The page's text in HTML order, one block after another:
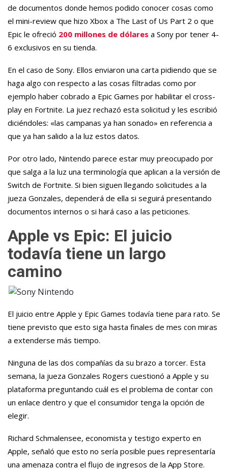
de documentos donde hemos podido conocer cosas como
el mini-review que hizo Xbox a The Last of Us Part 2 o que
Epic le ofreció 200 millones de dólares a Sony por tener 4-
6 exclusivos en su tienda.
En el caso de Sony. Ellos enviaron una carta pidiendo que se
haga algo con respecto a las cosas filtradas como por
ejemplo haber cobrado a Epic Games por habilitar el cross-
play en Fortnite. La juez rechazó esta solicitud y les escribió
diciéndoles: «las campanas ya han sonado» en referencia a
que ya han salido a la luz estos datos.
Por otro lado, Nintendo parece estar muy preocupado por
que salga a la luz una terminología que aplican a la versión de
Switch de Fortnite. Si bien siguen llegando solicitudes a la
jueza Gonzales, dependerá de ella si seguirá presentando
documentos internos o si hará caso a las peticiones.
Apple vs Epic: El juicio
todavía tiene un largo
camino
El juicio entre Apple y Epic Games todavía tiene para rato. Se
tiene previsto que esto siga hasta finales de mes con miras
a extenderse más tiempo.
Ninguna de las dos compañías da su brazo a torcer. Esta
semana, la jueza Gonzales Rogers cuestionó a Apple y su
plataforma preguntando cuál es el problema de contar con
un enlace dentro y que el consumidor tenga la opción de
elegir.
Richard Schmalensee, economista y testigo experto en
Apple, señaló que esto no sería posible pues representaría
una amenaza contra el flujo de ingresos de la App Store.